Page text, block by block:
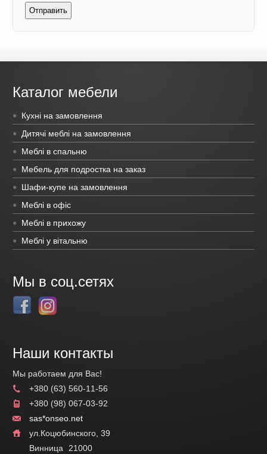
Каталог мебели
Кухні на замовлення
Дитячі меблі на замовлення
Меблі в спальню
Мебель для подростка на заказ
Шафи-купе на замовлення
Меблі в офіс
Меблі в прихожу
Меблі у вітальню
Мы в соц.сетях
Наши контакты
Мы работаем для Вас!
+380 (63) 560-11-56
+380 (98) 067-03-92
sas*onseo.net
ул.Коцюбинского, 39
Винница 21000